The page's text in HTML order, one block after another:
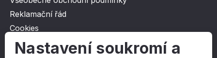
Reklamační řád
Cookies
Ochrana osobních údajů
Nastavení soukromí a